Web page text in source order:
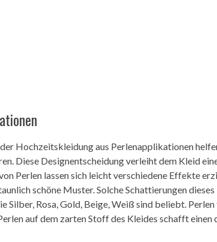
Hochzeitskleidung aus Perlenapplikationen
Diese Designentscheidung verleiht dem Kleid
Perlen lassen sich leicht verschiedene Effekte
schöne Muster. Solche Schattierungen
Silber, Rosa, Gold, Beige, Weiß sind beliebt.
auf dem zarten Stoff des Kleides schafft einen